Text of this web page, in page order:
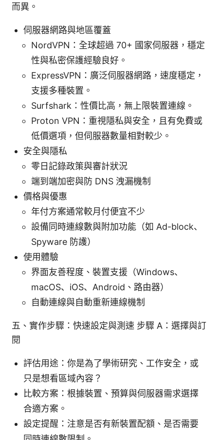
而異。
伺服器網路與地區覆蓋
NordVPN：全球超過 70+ 國家伺服器，穩定
性與私密保護經驗良好。
ExpressVPN：廣泛伺服器網路，速度穩定，
支援多種裝置。
Surfshark：性價比高，無上限裝置連線。
Proton VPN：重視隱私與安全，且有免費或
低價選項，但伺服器數量相對較少。
安全與隱私
零日記錄政策與審計狀況
端到端加密與防 DNS 洩漏機制
價格與優惠
年付方案通常較月付便宜不少
設備同時連線數與附加功能（如 Ad-block、
Spyware 防護）
使用體驗
界面友善程度、裝置支援（Windows、
macOS、iOS、Android、路由器）
自動連線與自動重新連線機制
五、實作步驟：快速設定與測速 步驟 A：選擇與訂
閱
評估用途：你是為了學術研究、工作安全，或
只是想看區域內容？
比較方案：根據裝置、預算與伺服器需求選擇
合適方案。
設定提醒：注意是否有新裝置配額、是否需要